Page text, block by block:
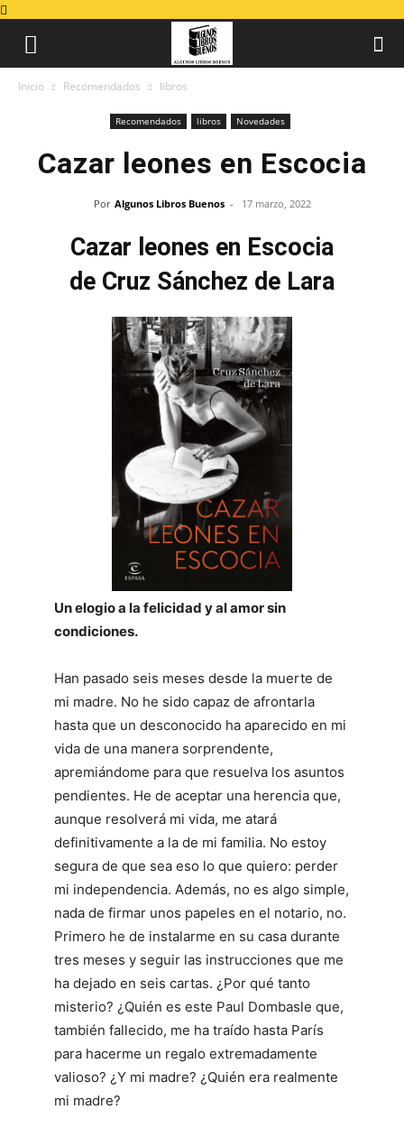
Inicio Recomendados libros
Recomendados libros Novedades
Cazar leones en Escocia
Por Algunos Libros Buenos - 17 marzo, 2022
Cazar leones en Escocia
de Cruz Sánchez de Lara
Un elogio a la felicidad y al amor sin
condiciones.
Han pasado seis meses desde la muerte de
mi madre. No he sido capaz de afrontarla
hasta que un desconocido ha aparecido en mi
vida de una manera sorprendente,
apremiándome para que resuelva los asuntos
pendientes. He de aceptar una herencia que,
aunque resolverá mi vida, me atará
definitivamente a la de mi familia. No estoy
segura de que sea eso lo que quiero: perder
mi independencia. Además, no es algo simple,
nada de firmar unos papeles en el notario, no.
Primero he de instalarme en su casa durante
tres meses y seguir las instrucciones que me
ha dejado en seis cartas. ¿Por qué tanto
misterio? ¿Quién es este Paul Dombasle que,
también fallecido, me ha traído hasta París
para hacerme un regalo extremadamente
valioso? ¿Y mi madre? ¿Quién era realmente
mi madre?